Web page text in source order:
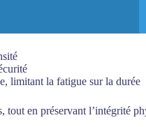
limitant la fatigue sur la durée
tout en préservant l’intégrité